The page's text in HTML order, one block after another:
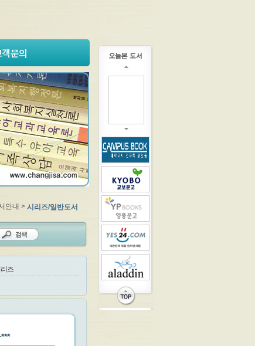
문의
안내 > 시리즈/일반도서
즈